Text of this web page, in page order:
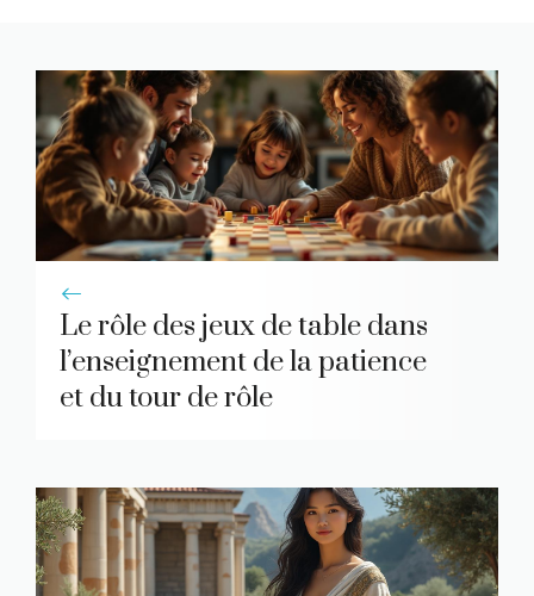
Le rôle des jeux de table dans
l’enseignement de la patience
et du tour de rôle